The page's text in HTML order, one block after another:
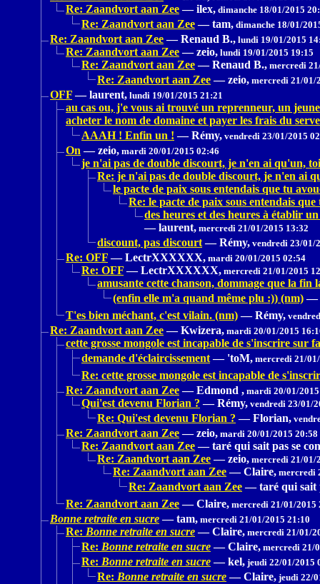
Re: Zaandvort aan Zee — ilex, dimanche 18/01/2015
Re: Zaandvort aan Zee — tam, dimanche 18/01/
Re: Zaandvort aan Zee — Renaud B., lundi 19/01/2015
Re: Zaandvort aan Zee — zeio, lundi 19/01/2015 19:15
Re: Zaandvort aan Zee — Renaud B., mercredi
Re: Zaandvort aan Zee — zeio, mercredi 21/01/
OFF — laurent, lundi 19/01/2015 21:21
au cas ou, j'e vous ai trouvé un reprenneur, un
acheter le nom de domaine et payer les frais du
AAAH ! Enfin un ! — Rémy, vendredi 23/01/2015
On — zeio, mardi 20/01/2015 02:46
je n'ai pas de double discourt, je n'en ai qu'un,
Re: je n'ai pas de double discourt, je n'en ai
le pacte de paix sous entendais que tu
Re: le pacte de paix sous entendais
des heures et des heures à établir
— laurent, mercredi 21/01/2015 13:32
discount, pas discourt — Rémy, vendredi 23/01/
Re: OFF — LectrXXXXXX, mardi 20/01/2015 02:54
Re: OFF — LectrXXXXXX, mercredi 21/01/2015
amusante cette chanson, dommage que la fin
(enfin elle m'a quand même plu :)) (nm) —
T'es bien méchant, c'est vilain. (nm) — Rémy,
Re: Zaandvort aan Zee — Kwizera, mardi 20/01/2015
cette grosse mongole est incapable de s'inscrire sur
demande d'éclaircissement — 'toM, mercredi 21/
Re: cette grosse mongole est incapable de
Re: Zaandvort aan Zee — Edmond , mardi 20/01/
Qui'est devenu Florian ? — Rémy, vendredi 23/01/
Re: Qui'est devenu Florian ? — Florian,
Re: Zaandvort aan Zee — zeio, mardi 20/01/2015 20:58
Re: Zaandvort aan Zee — taré qui sait pas se
Re: Zaandvort aan Zee — zeio, mercredi 21/01/
Re: Zaandvort aan Zee — Claire, mercredi
Re: Zaandvort aan Zee — taré qui sait
Re: Zaandvort aan Zee — Claire, mercredi 21/01/2015
Bonne retraite en sucre — tam, mercredi 21/01/2015 21:10
Re: Bonne retraite en sucre — Claire, mercredi 21/01/
Re: Bonne retraite en sucre — Claire, mercredi 21/
Re: Bonne retraite en sucre — kel, jeudi 22/01/2015
Re: Bonne retraite en sucre — Claire, jeudi 22/